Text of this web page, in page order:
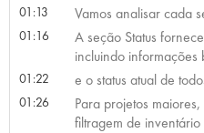
01:13 Vamos analisar cada
01:16
A seção Status
incluindo informações
01:22 e o status atual de
01:26
Para projetos
filtragem de inventário